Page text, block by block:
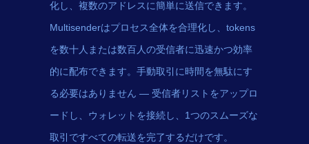
化し、複数のアドレスに簡単に送信できます。
Multisenderはプロセス全体を合理化し、tokens
を数十人または数百人の受信者に迅速かつ効率
的に配布できます。手動取引に時間を無駄にす
る必要はありません — 受信者リストをアップロ
ードし、ウォレットを接続し、1つのスムーズな
取引ですべての転送を完了するだけです。